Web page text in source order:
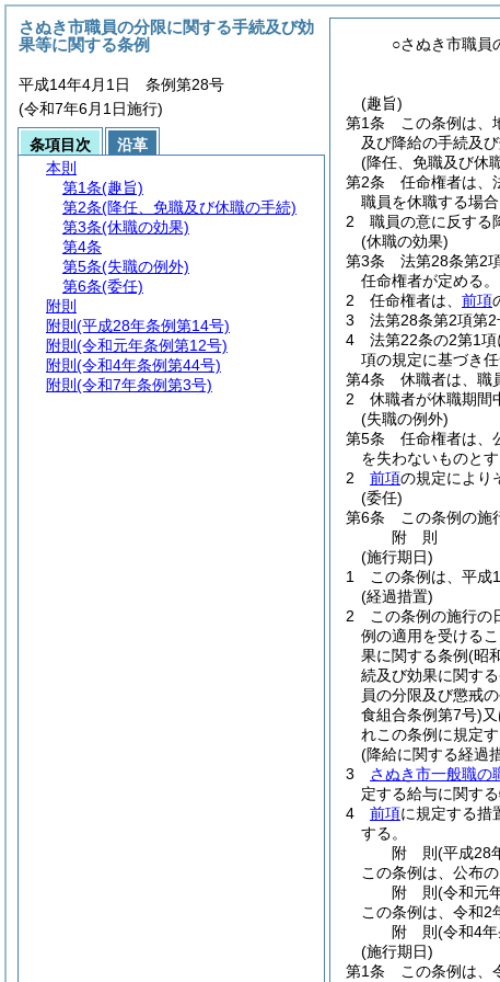
○さぬき市職員
(趣旨)
第1条
この条例は、
及び降給の手続及
(降任、免職及び休
第2条
任命権者は、
職員を休職する場
2
職員の意に反する
(休職の効果)
第3条
法第28条第2
任命権者が定める。
2
任命権者は、 前項
3
法第28条第2項第
4
法第22条の2第1
項の規定に基づき
第4条
休職者は、職
2
休職者が休職期間
(失職の例外)
第5条
任命権者は、
を失わないものと
2
前項の規定により
(委任)
第6条
この条例の施
附 則
(施行期日)
1
この条例は、平成
(経過措置)
2
この条例の施行の
例の適用を受ける
果に関する条例(昭
続及び効果に関する
員の分限及び懲戒
食組合条例第7号)
れこの条例に規定
(降給に関する経過
3
さぬき市一般職の
定する給与に関す
4
前項に規定する措
する。
附 則(平成28
この条例は、公布
附 則(令和元
この条例は、令和2
附 則(令和4年
(施行期日)
第1条
この条例は、
さぬき市職員の分限に関する手続及び効
果等に関する条例
平成14年4月1日 条例第28号
(令和7年6月1日施行)
条項目次
沿革
本則
第1条(趣旨)
第2条(降任、免職及び休職の手続)
第3条(休職の効果)
第4条
第5条(失職の例外)
第6条(委任)
附則
附則 (平成28年条例第14号)
附則 (令和元年条例第12号)
附則 (令和4年条例第44号)
附則 (令和7年条例第3号)